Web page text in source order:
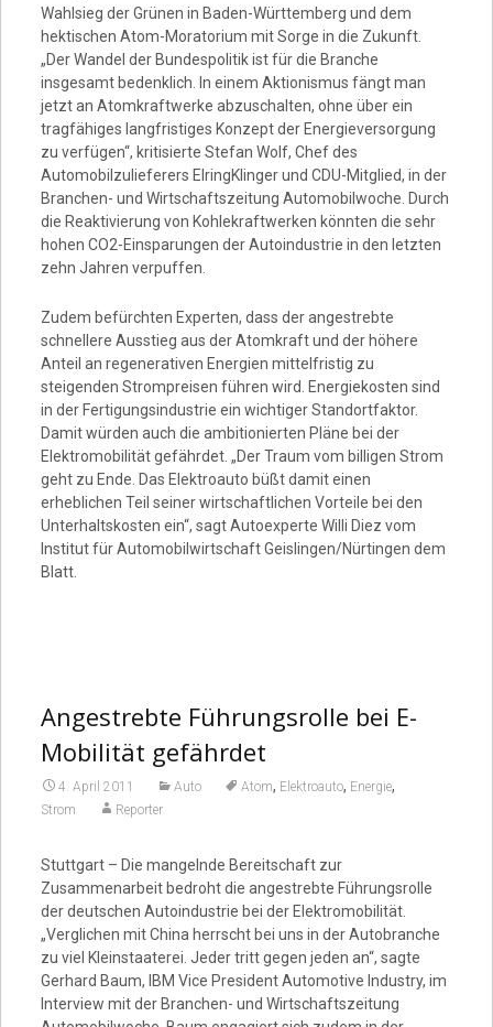
Wahlsieg der Grünen in Baden-Württemberg und dem
hektischen Atom-Moratorium mit Sorge in die Zukunft.
„Der Wandel der Bundespolitik ist für die Branche
insgesamt bedenklich. In einem Aktionismus fängt man
jetzt an Atomkraftwerke abzuschalten, ohne über ein
tragfähiges langfristiges Konzept der Energieversorgung
zu verfügen“, kritisierte Stefan Wolf, Chef des
Automobilzulieferers ElringKlinger und CDU-Mitglied, in der
Branchen- und Wirtschaftszeitung Automobilwoche. Durch
die Reaktivierung von Kohlekraftwerken könnten die sehr
hohen CO2-Einsparungen der Autoindustrie in den letzten
zehn Jahren verpuffen.
Zudem befürchten Experten, dass der angestrebte
schnellere Ausstieg aus der Atomkraft und der höhere
Anteil an regenerativen Energien mittelfristig zu
steigenden Strompreisen führen wird. Energiekosten sind
in der Fertigungsindustrie ein wichtiger Standortfaktor.
Damit würden auch die ambitionierten Pläne bei der
Elektromobilität gefährdet. „Der Traum vom billigen Strom
geht zu Ende. Das Elektroauto büßt damit einen
erheblichen Teil seiner wirtschaftlichen Vorteile bei den
Unterhaltskosten ein“, sagt Autoexperte Willi Diez vom
Institut für Automobilwirtschaft Geislingen/Nürtingen dem
Blatt.
Angestrebte Führungsrolle bei E-
Mobilität gefährdet
4. April 2011 Auto Atom, Elektroauto, Energie,
Strom Reporter
Stuttgart – Die mangelnde Bereitschaft zur
Zusammenarbeit bedroht die angestrebte Führungsrolle
der deutschen Autoindustrie bei der Elektromobilität.
„Verglichen mit China herrscht bei uns in der Autobranche
zu viel Kleinstaaterei. Jeder tritt gegen jeden an“, sagte
Gerhard Baum, IBM Vice President Automotive Industry, im
Interview mit der Branchen- und Wirtschaftszeitung